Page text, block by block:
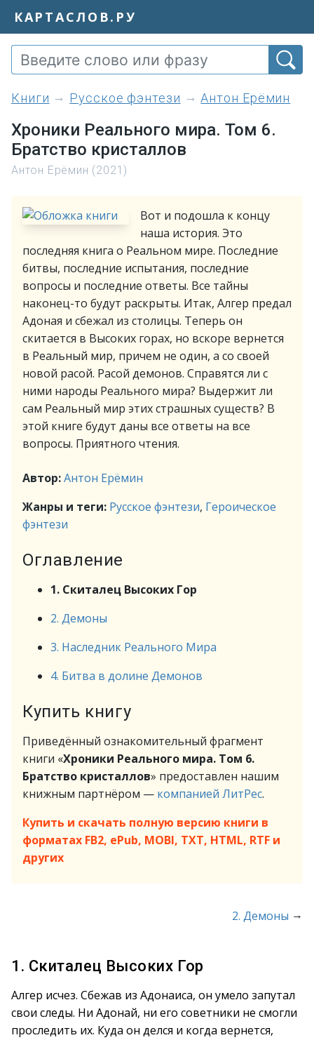
КАРТАСЛОВ.РУ
книги Русское фэнтези Антон Ерёмин
Хроники Реального мира. Том 6.
Братство кристаллов
Антон Ерёмин (2021)
Вот и подошла к концу
наша история. Это
последняя книга о Реальном мире. Последние
битвы, последние испытания, последние
вопросы и последние ответы. Все тайны
наконец-то будут раскрыты. Итак, Алгер предал
Адоная и сбежал из столицы. Теперь он
скитается в Высоких горах, но вскоре вернется
в Реальный мир, причем не один, а со своей
новой расой. Расой демонов. Справятся ли с
ними народы Реального мира? Выдержит ли
сам Реальный мир этих страшных существ? В
этой книге будут даны все ответы на все
вопросы. Приятного чтения.
Автор:Антон Ерёмин
Жанры и теги: Русское фэнтези, Героическое
фэнтези
Оглавление
1. Скиталец Высоких Гор
2. Демоны
3. Наследник Реального Мира
4. Битва в долине Демонов
Купить книгу
Приведённый ознакомительный фрагмент
книги «Хроники Реального мира. Том 6.
Братство кристаллов» предоставлен нашим
книжным партнёром — компанией ЛитРес.
Купить и скачать полную версию книги в
форматах FB2, ePub, MOBI, TXT, HTML, RTF и
других
2. Демоны →
1. Скиталец Высоких Гор
Алгер исчез. Сбежав из Адонаиса, он умело запутал
свои следы. Ни Адонай, ни его советники не смогли
проследить их. Куда он делся и когда вернется,